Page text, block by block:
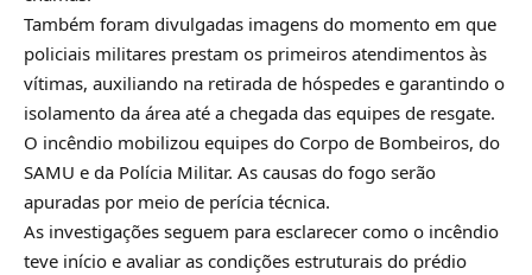
Também foram divulgadas imagens do momento em que
policiais militares prestam os primeiros atendimentos às
vítimas, auxiliando na retirada de hóspedes e garantindo o
isolamento da área até a chegada das equipes de resgate.
O incêndio mobilizou equipes do Corpo de Bombeiros, do
SAMU e da Polícia Militar. As causas do fogo serão
apuradas por meio de perícia técnica.
As investigações seguem para esclarecer como o incêndio
teve início e avaliar as condições estruturais do prédio